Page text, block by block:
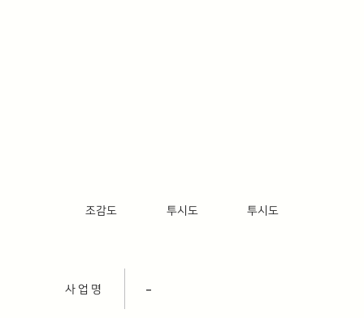
조감도 투시도 투시도
사 업 명 –